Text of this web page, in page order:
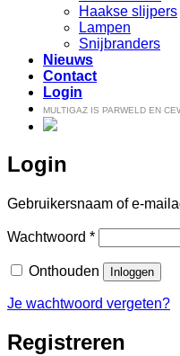
Haakse slijpers
Lampen
Snijbranders
Nieuws
Contact
Login
MULTIGAZ IS PARWELD EN
Login
Gebruikersnaam of e-
Wachtwoord *Vereist
Onthouden Inloggen
Je wachtwoord vergeten?
Registreren